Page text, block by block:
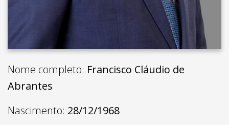
Nome completo: Francisco Cláudio de
Abrantes
Nascimento: 28/12/1968